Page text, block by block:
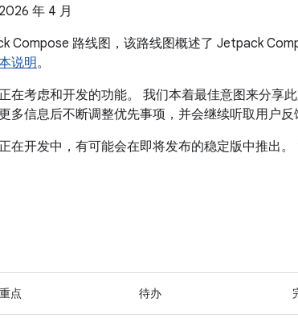
年 4 月
Compose 路线图，该路线图概述了 Jetpack
说明。
在考虑和开发的功能。 我们本着最佳意图来分享
多信息后不断调整优先事项，并会继续听取用户反
在开发中，有可能会在即将发布的稳定版中推出。
重点 待办